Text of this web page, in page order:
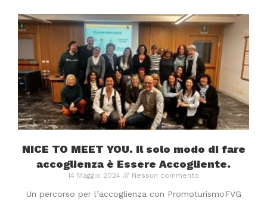
NICE TO MEET YOU. Il solo modo di fare
accoglienza è Essere Accogliente.
14 Maggio 2024 Nessun commento
Un percorso per l’accoglienza con PromoturismoFVG